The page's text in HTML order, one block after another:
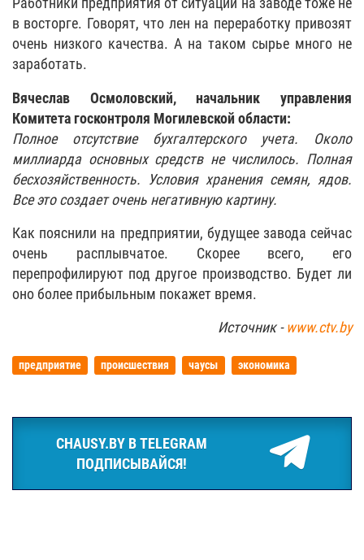
в восторге. Говорят, что лен на переработку привозят
очень низкого качества. А на таком сырье много не
заработать.
Вячеслав Осмоловский, начальник управления
Комитета госконтроля Могилевской области:
Полное отсутствие бухгалтерского учета. Около
миллиарда основных средств не числилось. Полная
бесхозяйственность. Условия хранения семян, ядов.
Все это создает очень негативную картину.
Как пояснили на предприятии, будущее завода сейчас
очень расплывчатое. Скорее всего, его
перепрофилируют под другое производство. Будет ли
оно более прибыльным покажет время.
Источник -www.ctv.by
предприятие происшествия чаусы экономика
CHAUSY.BY В TELEGRAM
ПОДПИСЫВАЙСЯ!